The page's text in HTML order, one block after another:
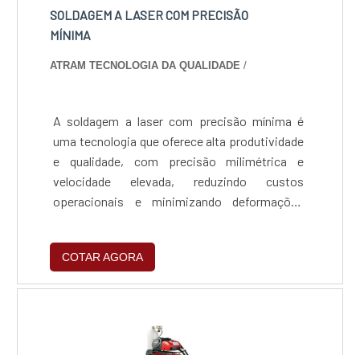
SOLDAGEM A LASER COM PRECISÃO
MÍNIMA
ATRAM TECNOLOGIA DA QUALIDADE /
A soldagem a laser com precisão mínima é
uma tecnologia que oferece alta produtividade
e qualidade, com precisão milimétrica e
velocidade elevada, reduzindo custos
operacionais e minimizando deformações
soldagem de diferentes metais com baixa
necessidade de consumíveis, tornando o
processo mais sustentável e econômico.
COTAR AGORA